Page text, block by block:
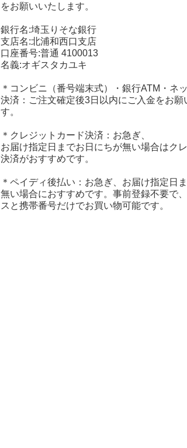
をお願いいたします。
銀行名:埼玉りそな銀行
支店名:北浦和西口支店
口座番号:普通 4100013
名義:オギスタカユキ
＊コンビニ（番号端末式）・銀行ATM・ネ
決済：ご注文確定後3日以内にご入金をお願
す。
＊クレジットカード決済：お急ぎ、
お届け指定日までお日にちが無い場合はク
決済がおすすめです。
＊ペイディ後払い：お急ぎ、お届け指定日
無い場合におすすめです。事前登録不要で
スと携帯番号だけでお買い物可能です。